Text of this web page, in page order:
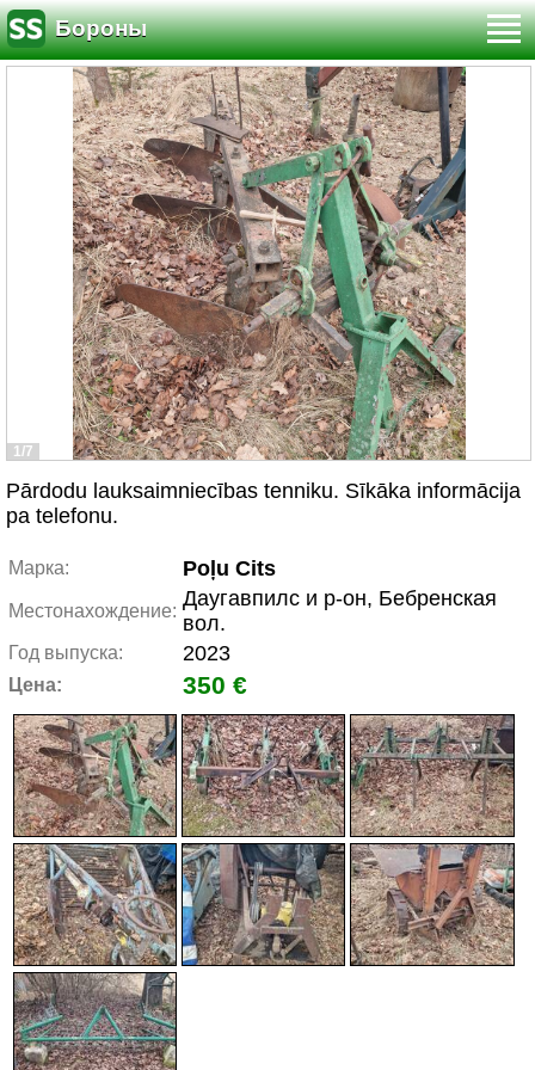
Бороны
1/7
Pārdodu lauksaimniecības tenniku. Sīkāka informācija
pa telefonu.
Марка: Poļu Cits
Местонахождение:
Даугавпилс и р-он, Бебренская
вол.
Год выпуска: 2023
Цена: 350 €